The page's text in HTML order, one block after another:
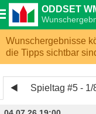
ODDSET
Wunschergebnisse
die Tipps sichtbar
Spieltag #5 -